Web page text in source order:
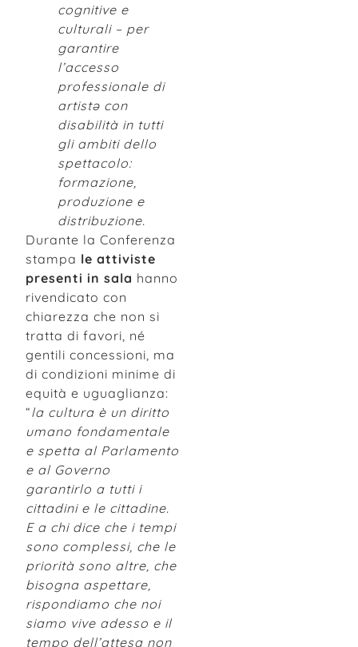
cognitive e
culturali – per
garantire
l’accesso
professionale di
artistə con
disabilità in tutti
gli ambiti dello
spettacolo:
formazione,
produzione e
distribuzione.
Durante la Conferenza
stampa le attiviste
presenti in sala hanno
rivendicato con
chiarezza che non si
tratta di favori, né
gentili concessioni, ma
di condizioni minime di
equità e uguaglianza:
“la cultura è un diritto
umano fondamentale
e spetta al Parlamento
e al Governo
garantirlo a tutti i
cittadini e le cittadine.
E a chi dice che i tempi
sono complessi, che le
priorità sono altre, che
bisogna aspettare,
rispondiamo che noi
siamo vive adesso e il
tempo dell’attesa non